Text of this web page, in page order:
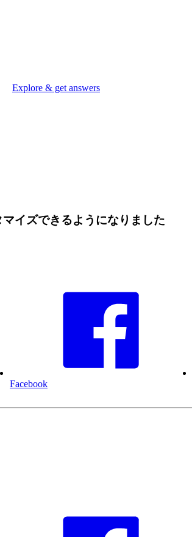
Explore & get answers
イズできるようになりました
Facebook